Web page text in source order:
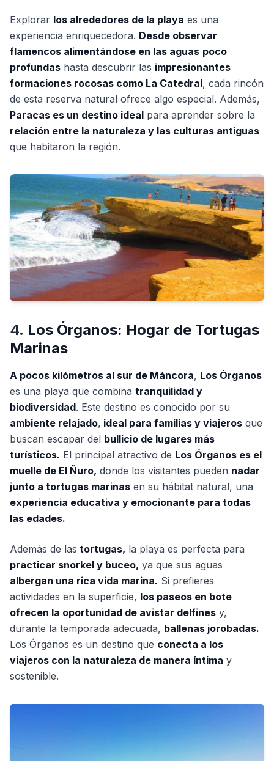
Explorar los alrededores de la playa es una
experiencia enriquecedora. Desde observar
flamencos alimentándose en las aguas poco
profundas hasta descubrir las impresionantes
formaciones rocosas como La Catedral, cada rincón
de esta reserva natural ofrece algo especial. Además,
Paracas es un destino ideal para aprender sobre la
relación entre la naturaleza y las culturas antiguas
que habitaron la región.
4. Los Órganos: Hogar de Tortugas
Marinas
A pocos kilómetros al sur de Máncora, Los Órganos
es una playa que combina tranquilidad y
biodiversidad. Este destino es conocido por su
ambiente relajado, ideal para familias y viajeros que
buscan escapar del bullicio de lugares más
turísticos. El principal atractivo de Los Órganos es el
muelle de El Ñuro, donde los visitantes pueden nadar
junto a tortugas marinas en su hábitat natural, una
experiencia educativa y emocionante para todas
las edades.
Además de las tortugas, la playa es perfecta para
practicar snorkel y buceo, ya que sus aguas
albergan una rica vida marina. Si prefieres
actividades en la superficie, los paseos en bote
ofrecen la oportunidad de avistar delfines y,
durante la temporada adecuada, ballenas jorobadas.
Los Órganos es un destino que conecta a los
viajeros con la naturaleza de manera íntima y
sostenible.